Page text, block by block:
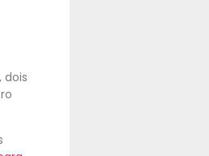
dois